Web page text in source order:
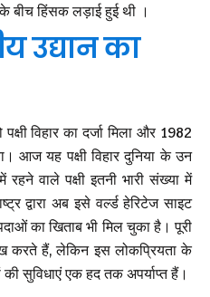
बीच हिंसक लड़ाई हुई थी ।
उद्यान का
विहार का दर्जा मिला और 1982
आज यह पक्षी विहार दुनिया के उन
वाले पक्षी इतनी भारी संख्या में
द्वारा अब इसे वर्ल्ड हेरिटेज साइट
का खिताब भी मिल चुका है। पूरी
करते हैं, लेकिन इस लोकप्रियता के
की सुविधाएं एक हद तक अपर्याप्त हैं।